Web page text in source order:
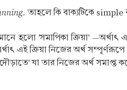
. তাহলে কি বাক্যটিকে simple
'সমাপিকা ক্রিয়া' —অর্থাৎ
ক্রিয়া নিজের অর্থ সম্পূর্ণরূপে
যা তার নিজের অর্থ সমাপ্ত